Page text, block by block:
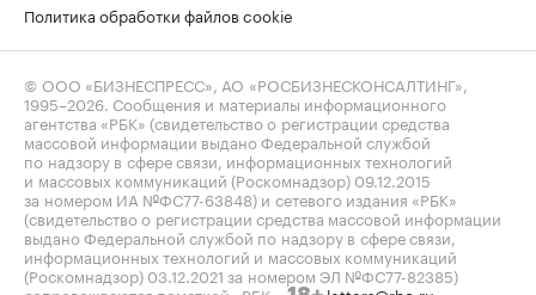
Политика обработки файлов cookie
© ООО «БИЗНЕСПРЕСС», АО «РОСБИЗНЕСКОНСАЛТИНГ»,
1995–2026 . Сообщения и материалы информационного
агентства «РБК» (свидетельство о регистрации средства
массовой информации выдано Федеральной службой
по надзору в сфере связи, информационных технологий
и массовых коммуникаций (Роскомнадзор) 09.12.2015
за номером ИА №ФС77-63848) и сетевого издания «РБК»
(свидетельство о регистрации средства массовой информации
выдано Федеральной службой по надзору в сфере связи,
информационных технологий и массовых коммуникаций
(Роскомнадзор) 03.12.2021 за номером ЭЛ №ФС77-82385)